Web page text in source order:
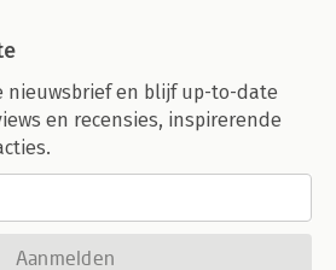
nieuwsbrief en blijf up-to-date
en recensies, inspirerende
Aanmelden